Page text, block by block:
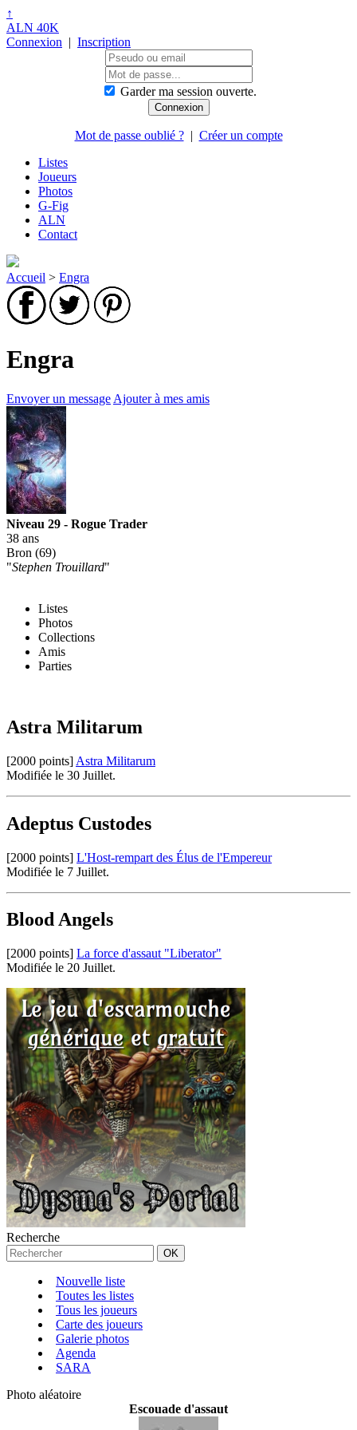
↑
ALN 40K
Connexion | Inscription
Garder ma session ouverte.
Mot de passe oublié ?| Créer un compte
Listes
Joueurs
Photos
G-Fig
ALN
Contact
Accueil > Engra
Engra
Envoyer un message Ajouter à mes amis
Niveau 29 - Rogue Trader
38 ans
Bron (69)
"Stephen Trouillard"
Listes
Photos
Collections
Amis
Parties
Astra Militarum
[2000 points] Astra Militarum
Modifiée le 30 Juillet.
Adeptus Custodes
[2000 points] L'Host-rempart des Élus de l'Empereur
Modifiée le 7 Juillet.
Blood Angels
[2000 points] La force d'assaut "Liberator"
Modifiée le 20 Juillet.
Recherche
Nouvelle liste
Toutes les listes
Tous les joueurs
Carte des joueurs
Galerie photos
Agenda
SARA
Photo aléatoire
Escouade d'assaut